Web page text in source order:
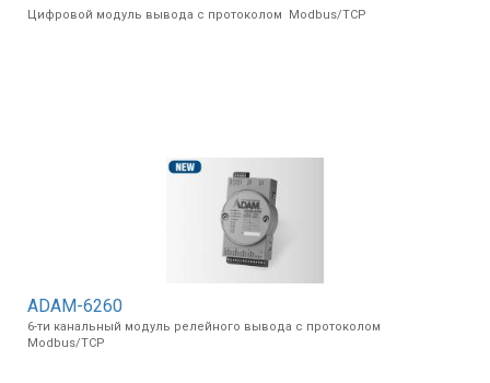
Цифровой модуль вывода с протоколом Modbus/TCP
ADAM-6260
6-ти канальный модуль релейного вывода с протоколом
Modbus/TCP